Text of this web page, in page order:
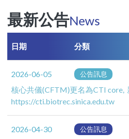
最新公告News
日期 分類
2026-06-05 公告訊息
核心共儀(CFTM)更名為CTI core,
https://cti.biotrec.sinica.edu.tw
2026-04-30 公告訊息